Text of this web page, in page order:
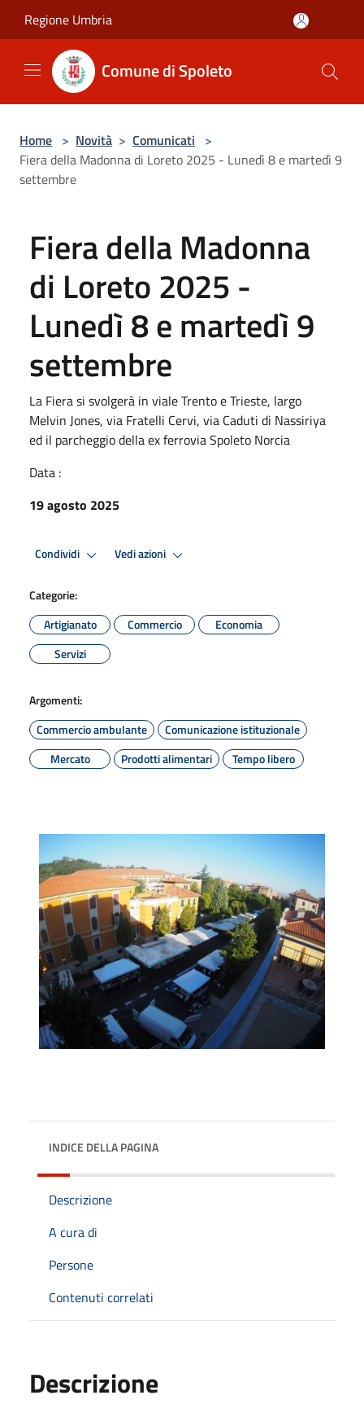
Regione Umbria
Comune di Spoleto
Home > Novità > Comunicati >
Fiera della Madonna di Loreto 2025 - Lunedì 8 e martedì 9
settembre
Fiera della Madonna
di Loreto 2025 -
Lunedì 8 e martedì 9
settembre
La Fiera si svolgerà in viale Trento e Trieste, largo
Melvin Jones, via Fratelli Cervi, via Caduti di Nassiriya
ed il parcheggio della ex ferrovia Spoleto Norcia
Data :
19 agosto 2025
Condividi Vedi azioni
Categorie:
Artigianato
Commercio
Economia
Servizi
Argomenti:
Commercio ambulante
Comunicazione istituzionale
Mercato
Prodotti alimentari Tempo libero
INDICE DELLA PAGINA
Descrizione
A cura di
Persone
Contenuti correlati
Descrizione